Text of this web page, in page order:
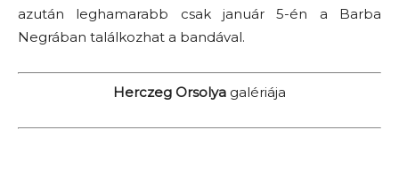
azután leghamarabb csak január 5-én a Barba
Negrában találkozhat a bandával.
Herczeg Orsolya galériája